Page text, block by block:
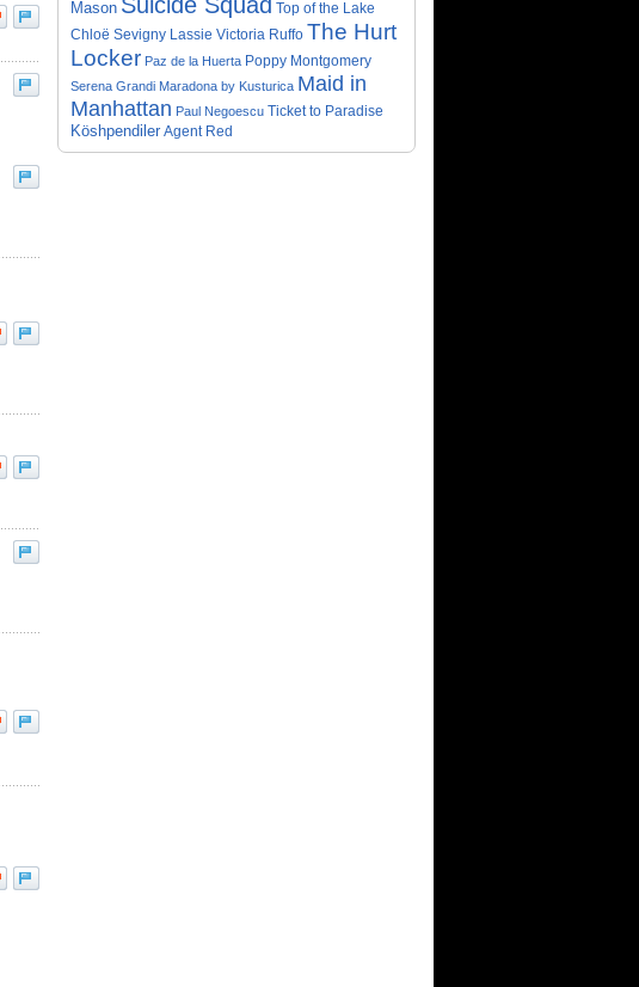
Mason
Top of the Lake
Chloë Sevigny
Lassie Victoria Ruffo The Hurt
Locker Paz de la Huerta Poppy Montgomery
Serena Grandi Maradona by Kusturica Maid in
Manhattan Paul Negoescu Ticket to Paradise
Köshpendiler Agent Red